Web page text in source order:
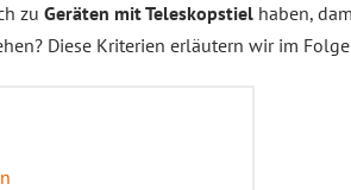
zu Geräten mit Teleskopstiel haben,
Diese Kriterien erläutern wir im